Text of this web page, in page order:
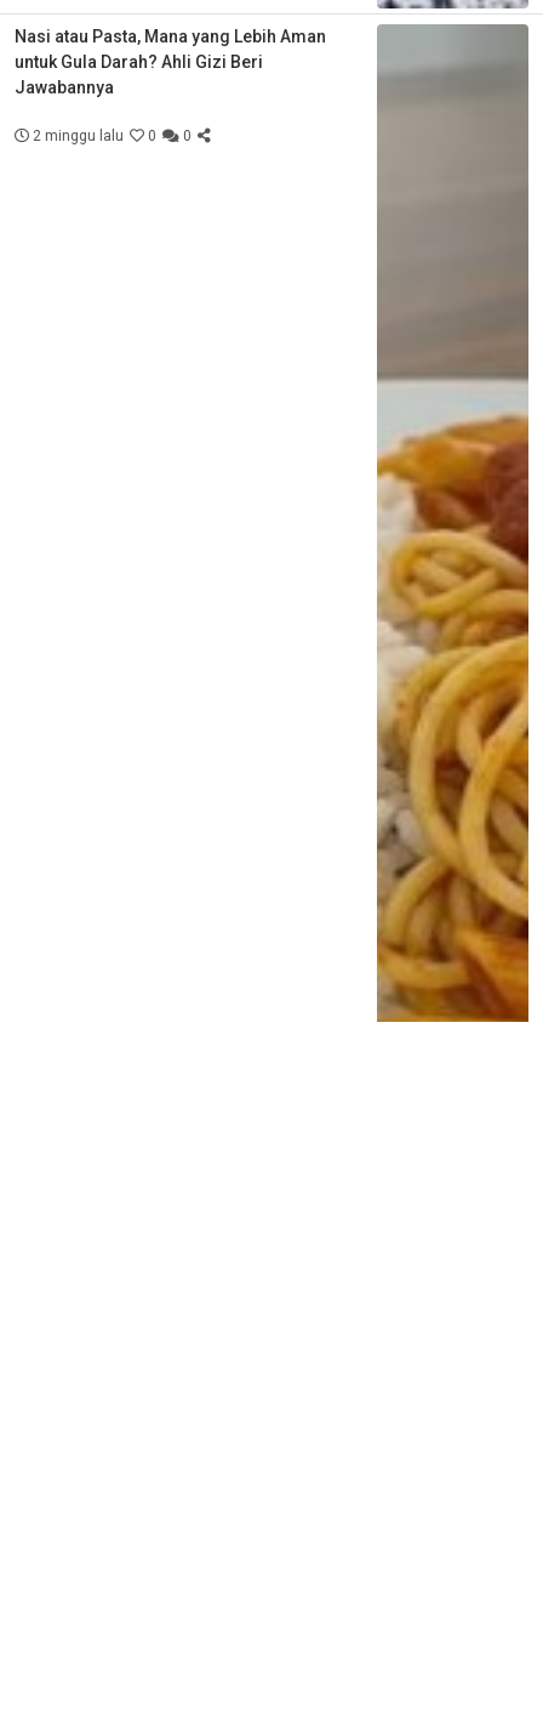
Nasi atau Pasta, Mana yang Lebih Aman
untuk Gula Darah? Ahli Gizi Beri
Jawabannya
2 minggu lalu 0 0